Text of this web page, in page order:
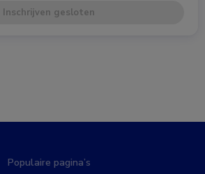
Inschrijven gesloten
Populaire pagina’s